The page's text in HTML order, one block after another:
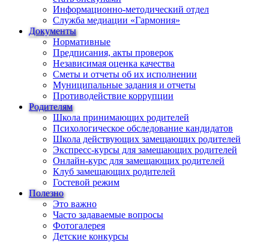
Информационно-методический отдел
Служба медиации «Гармония»
Документы
Нормативные
Предписания, акты проверок
Независимая оценка качества
Сметы и отчеты об их исполнении
Муниципальные задания и отчеты
Противодействие коррупции
Родителям
Школа принимающих родителей
Психологическое обследование кандидатов
Школа действующих замещающих родителей
Экспресс-курсы для замещающих родителей
Онлайн-курс для замещающих родителей
Клуб замещающих родителей
Гостевой режим
Полезно
Это важно
Часто задаваемые вопросы
Фотогалерея
Детские конкурсы